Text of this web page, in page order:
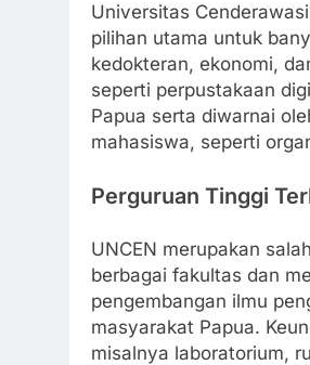
Universitas
pilihan utama untuk
kedokteran, ekonomi,
seperti perpustakaan
Papua serta diwarnai
mahasiswa, seperti
Perguruan Tinggi
UNCEN merupakan
berbagai fakultas dan
pengembangan ilmu
masyarakat Papua.
misalnya laboratorium,